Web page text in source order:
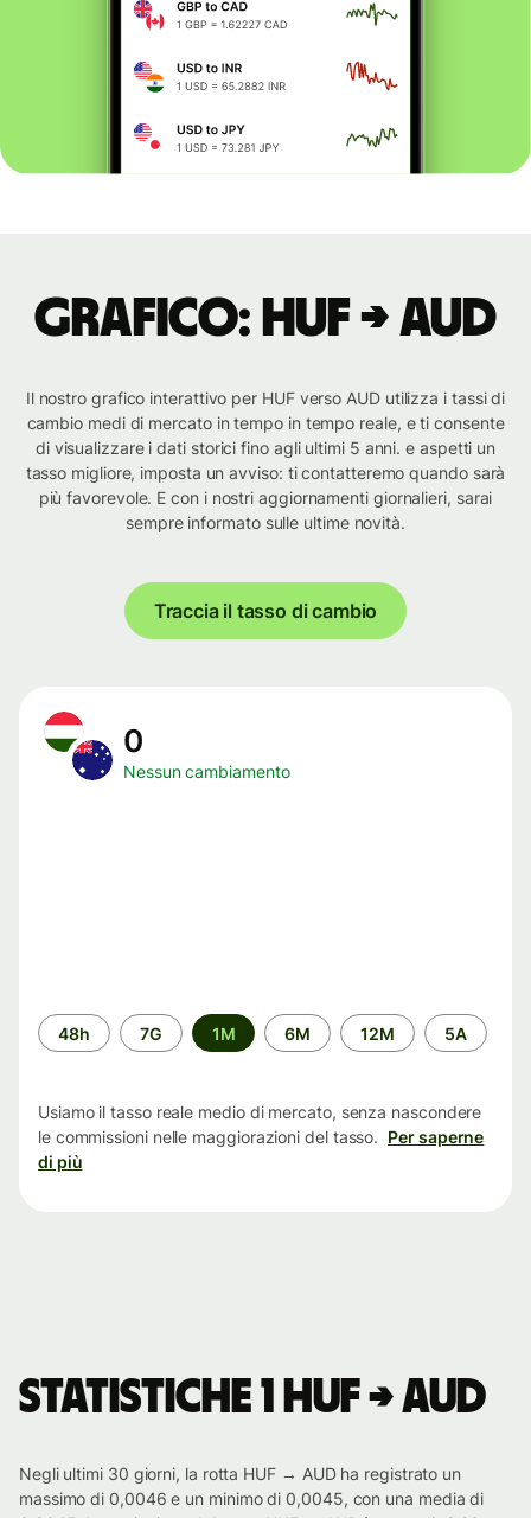
Grafico: HUF → AUD
Il nostro grafico interattivo per HUF verso AUD utilizza i tassi di
cambio medi di mercato in tempo in tempo reale, e ti consente
di visualizzare i dati storici fino agli ultimi 5 anni. e aspetti un
tasso migliore, imposta un avviso: ti contatteremo quando sarà
più favorevole. E con i nostri aggiornamenti giornalieri, sarai
sempre informato sulle ultime novità.
Traccia il tasso di cambio
0
Nessun cambiamento
Periodo
di
48h 7G 1M 6M 12M 5A
Usiamo il tasso reale medio di mercato, senza nascondere
le commissioni nelle maggiorazioni del tasso. Per saperne
di più
Statistiche 1 HUF → AUD
Negli ultimi 30 giorni, la rotta HUF → AUD ha registrato un
massimo di 0,0046 e un minimo di 0,0045, con una media di